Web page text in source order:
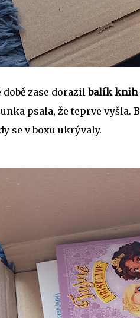
době zase dorazilbalík knih
psala, že teprve vyšla.
se v boxu ukrývaly.